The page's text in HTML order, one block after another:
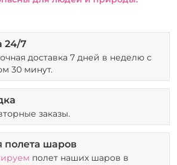
24/7
доставка 7 дней в неделю с
30 минут.
заказы.
полета шаров
полет наших шаров в